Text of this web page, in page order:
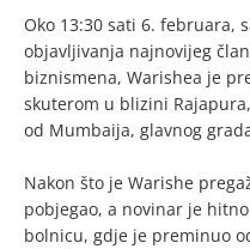
Oko 13:30 sati 6. februara,
objavljivanja najnovijeg
biznismena, Warishea je
skuterom u blizini
od Mumbaija, glavnog
Nakon što je Warishe
pobjegao, a novinar je
bolnicu, gdje je preminuo